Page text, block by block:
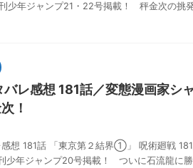
少年ジャンプ21・22号掲載！ 秤金次の挑
バレ感想 181話／変態漫画家シ
！
想 181話 「東京第２結界①」 呪術廻戦
少年ジャンプ20号掲載！ ついに石流龍に